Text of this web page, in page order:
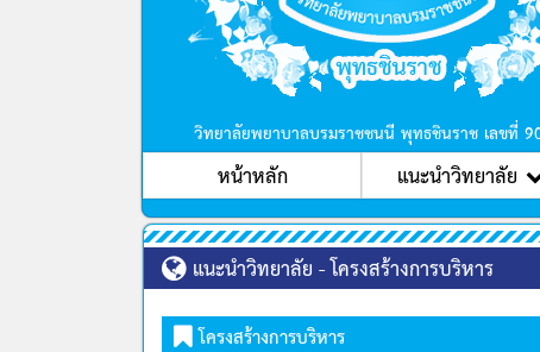
วิทยาลัยพยาบาลบรมราชชนนี พุทธชินราช เลขที่
หน้าหลัก แนะนำวิทยาลัย
แนะนำวิทยาลัย - โครงสร้างการบริหาร
โครงสร้างการบริหาร